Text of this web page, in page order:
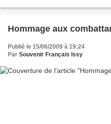
Hommage aux
Publié le 15/06/2009 à 19:24
Par Souvenir Français Issy